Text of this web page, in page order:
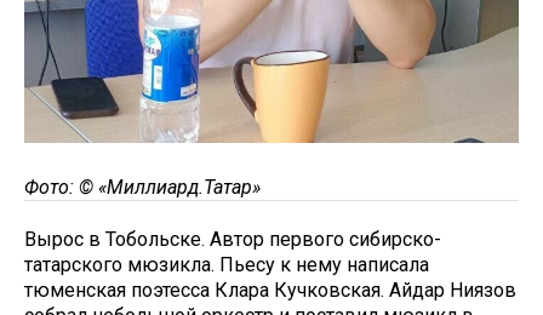
Фото: © «Миллиард.Татар»
Вырос в Тобольске. Автор первого сибирско-
татарского мюзикла. Пьесу к нему написала
тюменская поэтесса Клара Кучковская. Айдар Ниязов